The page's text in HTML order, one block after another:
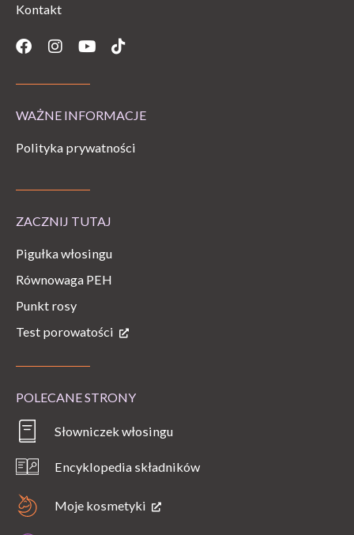
Kontakt
Facebook
Instagram
YoutubeTiktok
WAŻNE INFORMACJE
Polityka prywatności
ZACZNIJ TUTAJ
Pigułka włosingu
Równowaga PEH
Punkt rosy
Test porowatości
POLECANE STRONY
Słowniczek włosingu
Encyklopedia składników
Moje kosmetyki